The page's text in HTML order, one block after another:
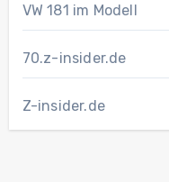
VW 181 im Modell
70.z-insider.de
Z-insider.de